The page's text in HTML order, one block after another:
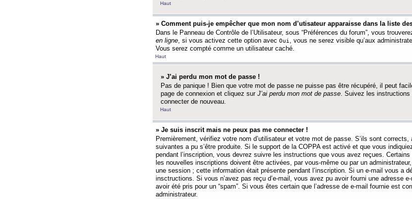
Haut
» Comment puis-je empêcher que mon nom d’utisateur apparaisse dans la liste
Dans le Panneau de Contrôle de l’Utilisateur, sous “Préférences du forum”, vous
en ligne, si vous activez cette option avec Oui , vous ne serez visible qu’aux
Vous serez compté comme un utilisateur caché.
Haut
» J’ai perdu mon mot de passe !
Pas de panique ! Bien que votre mot de passe ne puisse pas être récupéré, il peut
page de connexion et cliquez sur J’ai perdu mon mot de passe. Suivez les
connecter de nouveau.
Haut
» Je suis inscrit mais ne peux pas me connecter !
Premièrement, vérifiez votre nom d’utilisateur et votre mot de passe. S’ils sont
suivantes a pu s’être produite. Si le support de la COPPA est activé et que vous
pendant l’inscription, vous devrez suivre les instructions que vous avez reçues.
les nouvelles inscriptions doivent être activées, par vous-même ou par un
une session ; cette information était présente pendant l’inscription. Si un e-mail vous a
insctructions. Si vous n’avez pas reçu d’e-mail, vous avez pu avoir fourni une adresse
avoir été pris pour un “spam”. Si vous êtes certain que l’adresse de e-mail fournie est
administrateur.